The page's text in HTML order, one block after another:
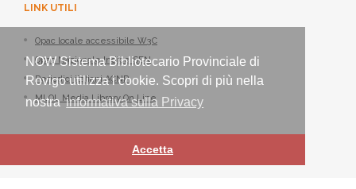
NOW Sistema Bibliotecario Provinciale di
Rovigo utilizza i cookie. Scopri di più nella
nostrainformativa sulla Privacy
Accetta
LINK UTILI
Opac locale accessibile W3C
Opac Nazionale Indice SBN
Periodici italiani ACNP
MLOL Media Library On Line